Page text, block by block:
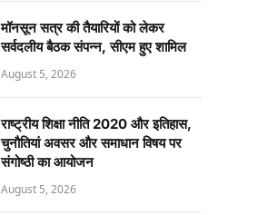
मॉनसून सत्र की तैयारियों को लेकर
सर्वदलीय बैठक संपन्न, सीएम हुए शामिल
August 5, 2026
राष्ट्रीय शिक्षा नीति 2020 और इतिहास,
चुनौतियां अवसर और समाधान विषय पर
संगोष्ठी का आयोजन
August 5, 2026